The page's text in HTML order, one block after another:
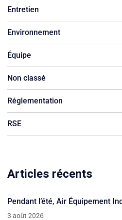
Entretien
Environnement
Équipe
Non classé
Réglementation
RSE
Articles récents
Pendant l’été, Air Équipement
3 août 2026